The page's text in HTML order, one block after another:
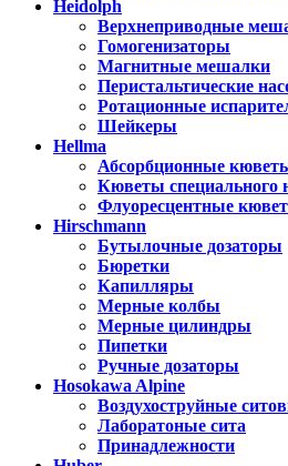
Heidolph
Верхнеприводные
Гомогенизаторы
Магнитные мешалки
Перистальтические
Ротационные
Шейкеры
Hellma
Абсорбционные
Кюветы специального
Флуоресцентные
Hirschmann
Бутылочные дозаторы
Бюретки
Капилляры
Мерные колбы
Мерные цилиндры
Пипетки
Ручные дозаторы
Hosokawa Alpine
Воздухоструйные
Лаборатоные сита
Принадлежности